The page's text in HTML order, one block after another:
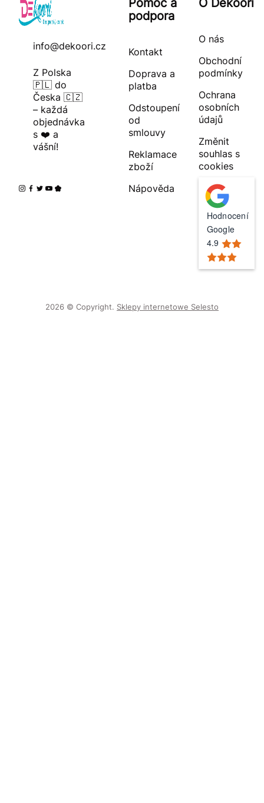
info@dekoori.cz
Z Polska
🇵🇱 do
Česka 🇨🇿
– každá
objednávka
s ❤️ a
vášní!
Pomoc a
podpora
Kontakt
Doprava a
platba
Odstoupení
od
smlouvy
Reklamace
zboží
Nápověda
O Dekoori
O nás
Obchodní
podmínky
Ochrana
osobních
údajů
Změnit
souhlas s
cookies
Hodnocení
Google
4.9
2026 © Copyright. Sklepy internetowe Selesto